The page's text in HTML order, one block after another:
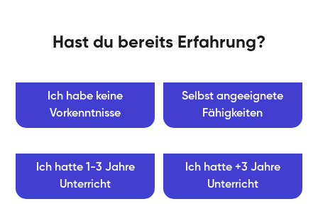
Hast du bereits Erfahrung?
Ich habe keine
Vorkenntnisse
Selbst angeeignete
Fähigkeiten
Ich hatte 1-3 Jahre
Unterricht
Ich hatte +3 Jahre
Unterricht